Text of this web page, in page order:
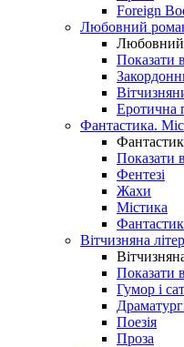
Foreign
Любовний
Показати
Еротична
Фантастика.
Показати
Фентезі
Жахи
Містика
Вітчизняна
Показати
Гумор і
Поезія
Проза